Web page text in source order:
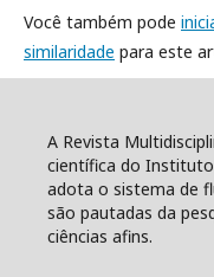
Você também pode
similaridade para este
A Revista
científica do
adota o sistema de
são pautadas da
ciências afins.